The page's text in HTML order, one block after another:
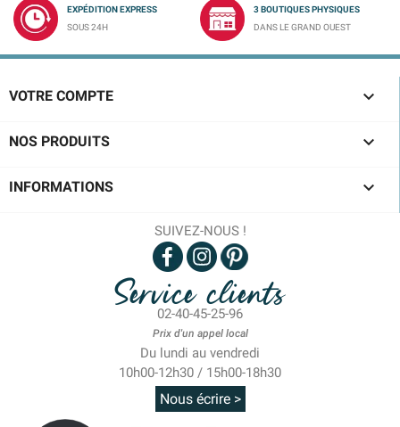
EXPÉDITION EXPRESS
SOUS 24H
3 BOUTIQUES PHYSIQUES
DANS LE GRAND OUEST
VOTRE COMPTE 
NOS PRODUITS 
INFORMATIONS 
SUIVEZ-NOUS !
Service clients
02-40-45-25-96
Prix d'un appel local
Du lundi au vendredi
10h00-12h30 / 15h00-18h30
Nous écrire >